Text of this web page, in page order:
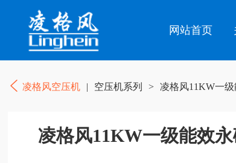
网站首页
凌格风空压机 | 空压机系列 > 凌格风11KW一
凌格风11KW一级能效